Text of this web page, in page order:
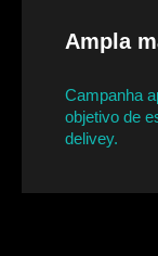
Ampla
Campanha
objetivo de
delivey.